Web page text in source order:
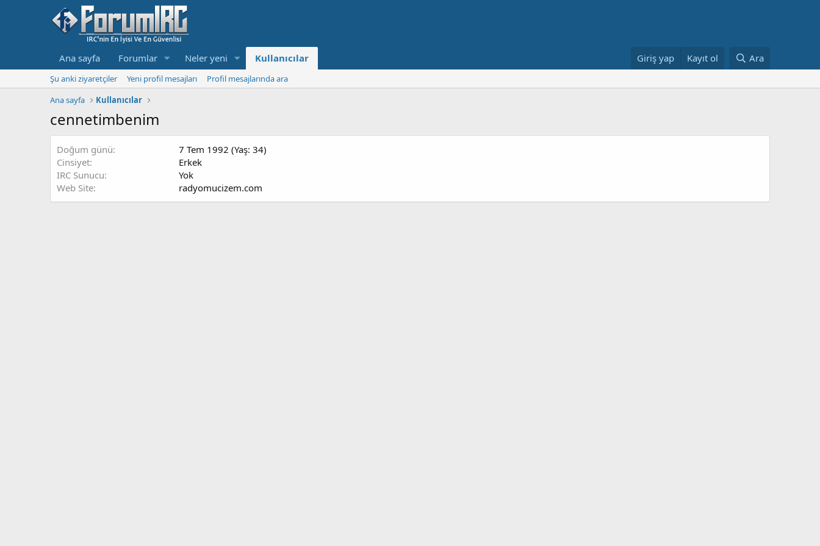
Ana sayfa Forumlar Neler yeni Kullanıcılar Giriş yap Kayıt ol Ara
Şu anki ziyaretçiler Yeni profil mesajları
Profil mesajlarında ara
Ana sayfa
Kullanıcılar
cennetimbenim
Doğum günü
7 Tem 1992 (Yaş: 34)
Cinsiyet
Erkek
IRC Sunucu
Yok
Web Site
radyomucizem.com